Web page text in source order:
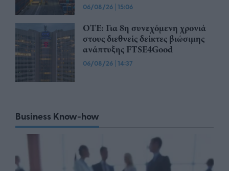
06/08/26 | 15:06
ΟΤΕ: Για 8η συνεχόμενη χρονιά
στους διεθνείς δείκτες βιώσιμης
ανάπτυξης FTSE4Good
06/08/26 | 14:37
Business Know-how